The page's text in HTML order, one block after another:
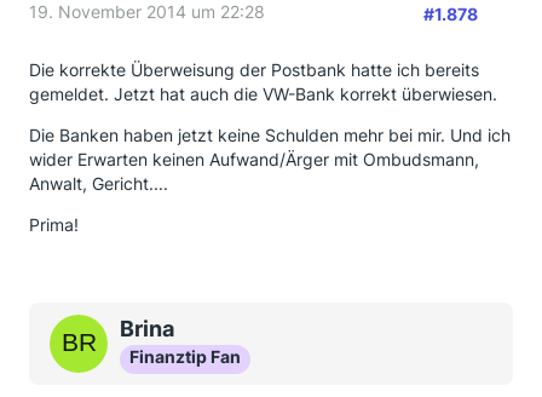
19. November 2014 um 22:28 #1.878
Die korrekte Überweisung der Postbank hatte ich bereits
gemeldet. Jetzt hat auch die VW-Bank korrekt überwiesen.
Die Banken haben jetzt keine Schulden mehr bei mir. Und ich
wider Erwarten keinen Aufwand/Ärger mit Ombudsmann,
Anwalt, Gericht....
Prima!
Brina
Finanztip Fan